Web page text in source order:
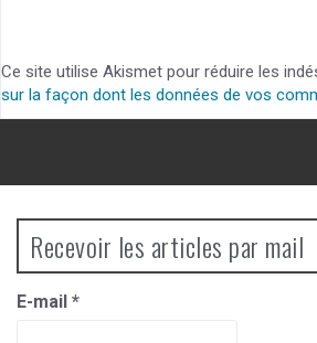
Ce site utilise Akismet pour réduire les
sur la façon dont les données de vos
Recevoir les articles par mail
E-mail *